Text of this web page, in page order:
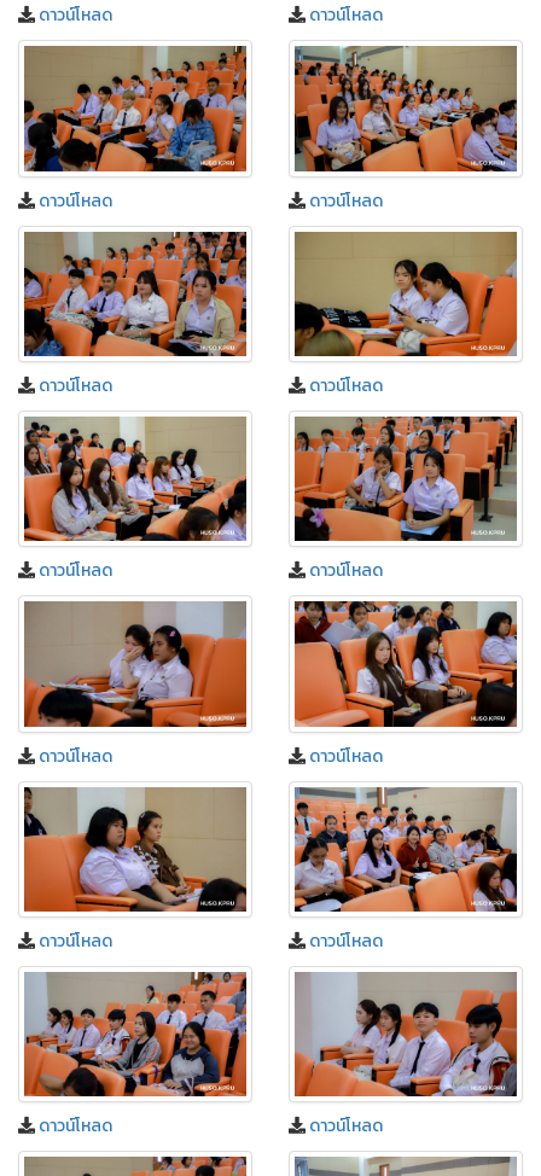
ดาวน์โหลด ดาวน์โหลด
ดาวน์โหลด ดาวน์โหลด
ดาวน์โหลด ดาวน์โหลด
ดาวน์โหลด ดาวน์โหลด
ดาวน์โหลด ดาวน์โหลด
ดาวน์โหลด ดาวน์โหลด
ดาวน์โหลด ดาวน์โหลด